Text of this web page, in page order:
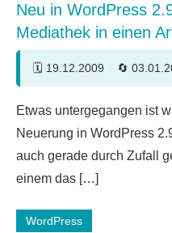
Neu in WordPress
Mediathek in einen
19.12.2009
Kommentare
Etwas untergegangen ist
Neuerung in WordPress
auch gerade durch Zufall
einem das […]
WordPress